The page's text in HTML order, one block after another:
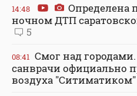
14:48
Определена
ночном ДТП
5
08:41 Смог над
санврачи официально
воздуха "Ситиматиком"